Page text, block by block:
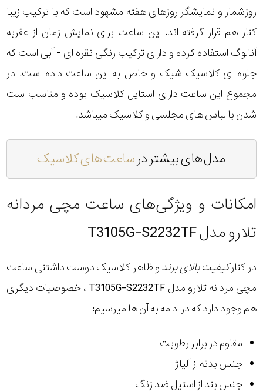
روزشمار و نمایشگر روزهای هفته مشهود است که با ترکیب زیبا
کنار هم قرار گرفته اند. این ساعت برای نمایش زمان از عقربه
آنالوگ استفاده کرده و دارای ترکیب رنگی نقره ای - آبی است که
جلوه ای کلاسیک شیک و خاص به این ساعت داده است. در
مجموع این ساعت دارای استایل کلاسیک بوده و مناسب ست
شدن با لباس های مجلسی و کلاسیک میباشد.
مدل های بیشتر درساعت های کلاسیک
امکانات و ویژگی‌های ساعت مچی مردانه
تلارو مدل T3105G-S2232TF
در کنارکیفیت بالای برندو ظاهر کلاسیک دوست داشتنی ساعت
مچی مردانه تلارو مدل T3105G-S2232TF ، خصوصیات دیگری
هم وجود دارد که در ادامه به آن ها میرسیم:
مقاوم در برابر رطوبت
جنس بدنه از آلیاژ
جنس بند از استیل ضد زنگ